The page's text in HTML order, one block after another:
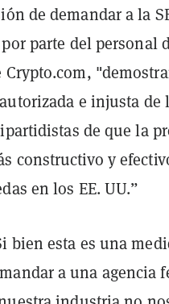
de demandar a la
parte del personal
e injusta de
de que la
constructivo y
en los EE. UU.”
bien esta es una
a una agencia